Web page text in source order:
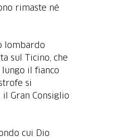
rimaste né
lombardo
sul Ticino, che
il fianco
si
Gran Consiglio
cui Dio